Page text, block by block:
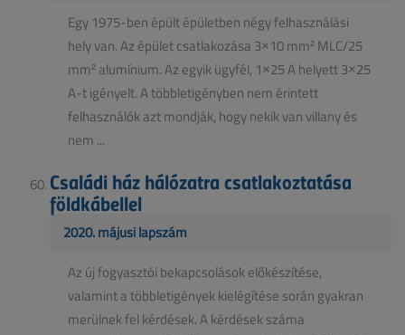
Egy 1975-ben épült épületben négy felhasználási
hely van. Az épület csatlakozása 3×10 mm² MLC/25
mm² alumínium. Az egyik ügyfél, 1×25 A helyett 3×25
A-t igényelt. A többletigényben nem érintett
felhasználók azt mondják, hogy nekik van villany és
nem ...
Családi ház hálózatra csatlakoztatása
földkábellel
2020. májusi lapszám
Az új fogyasztói bekapcsolások előkészítése,
valamint a többletigények kielégítése során gyakran
merülnek fel kérdések. A kérdések száma